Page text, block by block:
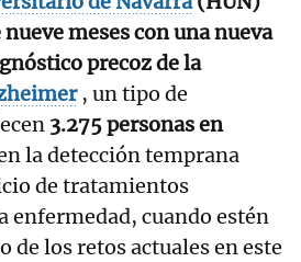
meses con una nueva
precoz de la
, un tipo de
3.275 personas en
la detección temprana
de tratamientos
enfermedad, cuando estén
de los retos actuales en este